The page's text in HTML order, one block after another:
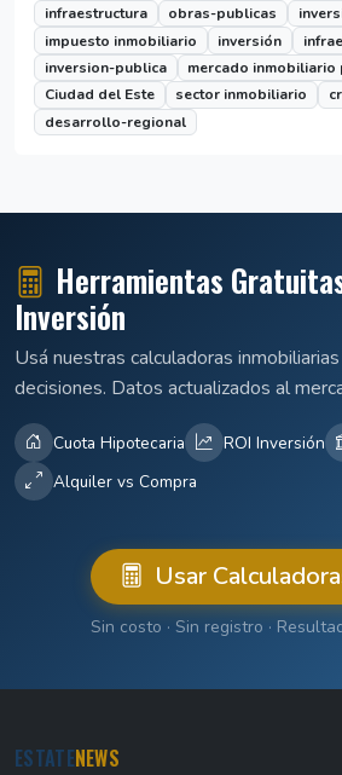
infraestructura
obras-publicas
impuesto inmobiliario
inversión
inversion-publica
mercado inmobiliario
Ciudad del Este
sector inmobiliario
desarrollo-regional
Herramientas
Inversión
Usá nuestras calculadoras
decisiones. Datos actualizados al
Cuota Hipotecaria ROI Inversión
Alquiler vs Compra
Usar
Sin costo · Sin registro ·
ESTATENEWS